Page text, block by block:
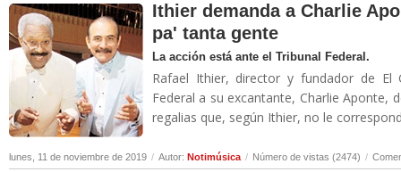
Ithier demanda a Charlie
pa' tanta gente
La acción está ante el Tribunal Federal.
Rafael Ithier, director y fundador de El
Federal a su excantante, Charlie Aponte,
regalias que, según Ithier, no le
lunes, 11 de noviembre de 2019 / Autor: Notimúsica / Número de vistas (2474) /